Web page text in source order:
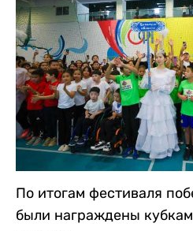
По итогам фестиваля
были награждены